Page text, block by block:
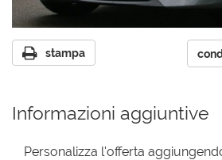
stampa
Informazioni aggiuntive
Personalizza l'offerta